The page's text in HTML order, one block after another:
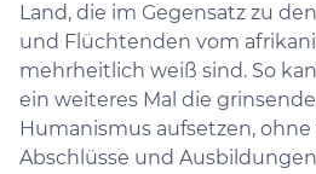
Land, die im Gegensatz zu
und Flüchtenden vom
mehrheitlich weiß sind. So
ein weiteres Mal die
Humanismus aufsetzen,
Abschlüsse und